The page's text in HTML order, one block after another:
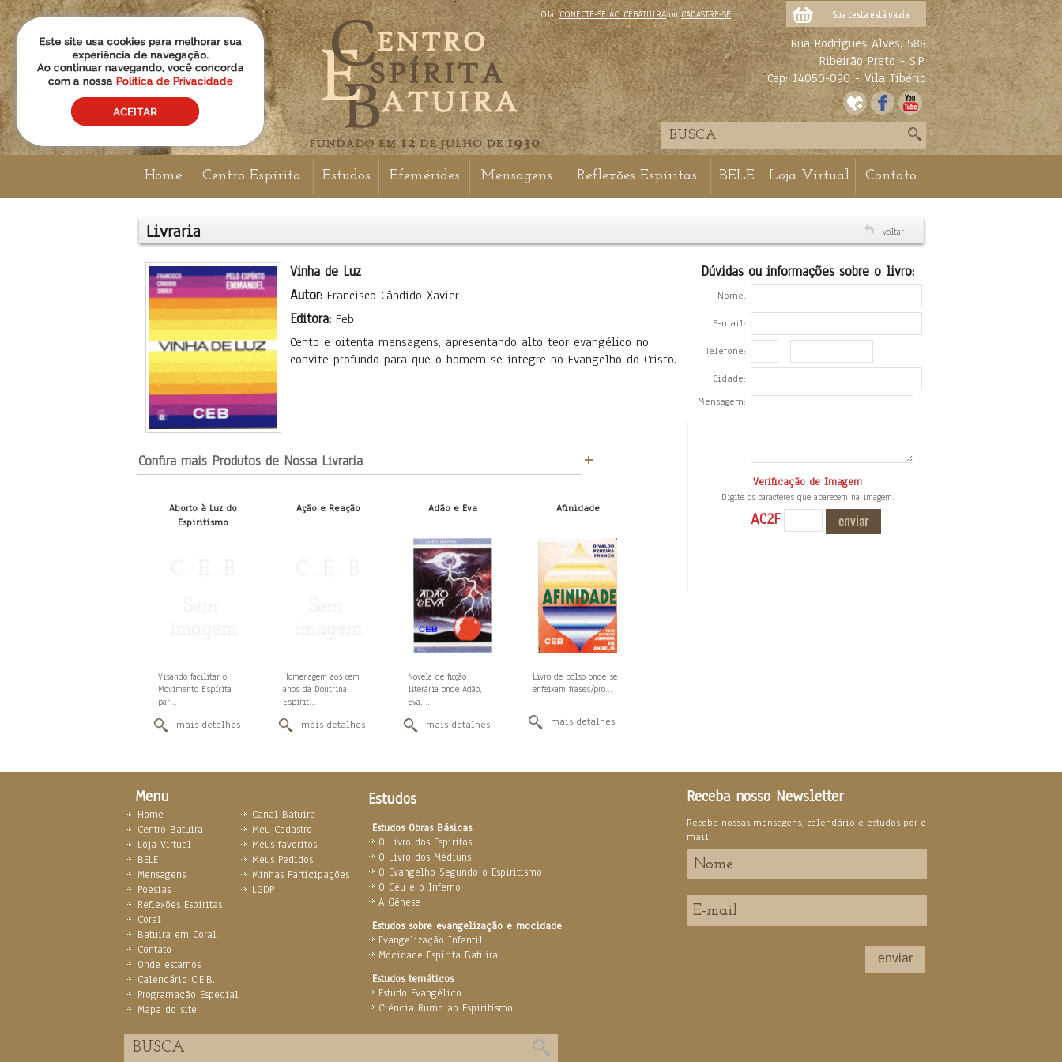
Olá!CONECTE-SE AO CEBATUIRAouCADASTRE-SE! Sua cesta está vazia
Rua Rodrigues Alves, 588
Ribeirão Preto - S.P.
Cep: 14050-090 - Vila Tibério
Home Centro Espírita Estudos Efemérides Mensagens Reflexões Espíritas BELE Loja Virtual Contato
Livraria voltar
Vinha de Luz
Autor: Francisco Cândido Xavier
Editora: Feb
Cento e oitenta mensagens, apresentando alto teor evangélico no
convite profundo para que o homem se integre no Evangelho do Cristo.
Confira mais Produtos de Nossa Livraria
Aborto à Luz do
Espiritismo
Visando facilitar o
Movimento Espírita
par...
mais detalhes
Ação e Reação
Homenagem aos cem
anos da Doutrina
Espírit...
mais detalhes
Adão e Eva
Novela de ficção
literária onde Adão,
Eva,...
mais detalhes
Afinidade
Livro de bolso onde se
enfeixam frases/pro...
mais detalhes
Dúvidas ou informações sobre o livro:
Nome:
E-mail:
Telefone: -
Cidade:
Mensagem:
Verificação de Imagem
Digite os caracteres que aparecem na imagem.
AC2F
Menu Estudos
Estudos Obras Básicas
O Livro dos Espíritos
O Livro dos Médiuns
O Evangelho Segundo o Espiritismo
O Céu e o Inferno
A Gênese
Estudos sobre evangelização e mocidade
Evangelização Infantil
Mocidade Espírita Batuira
Estudos temáticos
Estudo Evangélico
Ciência Rumo ao Espiritísmo
Home
Centro Batuira
Loja Virtual
BELE
Mensagens
Poesias
Reflexões Espíritas
Coral
Batuira em Coral
Contato
Onde estamos
Calendário C.E.B.
Programação Especial
Mapa do site
Canal Batuira
Meu Cadastro
Meus favoritos
Meus Pedidos
Minhas Participações
LGDP
Receba nosso Newsletter
Receba nossas mensagens, calendário e estudos por e-
mail
enviar